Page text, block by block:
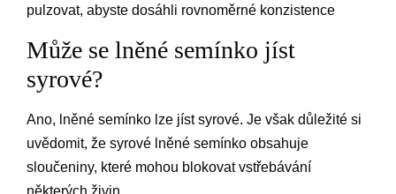
pulzovat, abyste dosáhli rovnoměrné konzistence
Může se lněné semínko jíst
syrové?
Ano, lněné semínko lze jíst syrové. Je však důležité si
uvědomit, že syrové lněné semínko obsahuje
sloučeniny, které mohou blokovat vstřebávání
některých živin